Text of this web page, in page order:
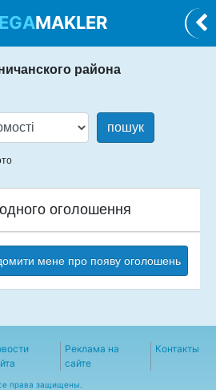
MAKLER
района
пошук
оголошення
мене про появу оголошень
Реклама на
сайте
Контакты
права защищены.